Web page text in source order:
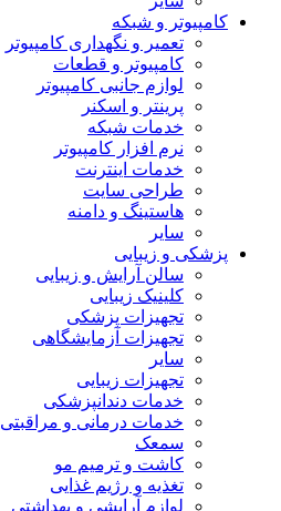
کامپیوتر و شبکه
تعمیر و نگهداری کامپیوتر
کامپیوتر و قطعات
لوازم جانبی کامپیوتر
پرینتر و اسکنر
خدمات شبکه
نرم افزار کامپیوتر
خدمات اینترنت
طراحی سایت
هاستینگ و دامنه
سایر
پزشکی و زیبایی
سالن آرایش و زیبایی
کلینیک زیبایی
تجهیزات پزشکی
تجهیزات آزمایشگاهی
سایر
تجهیزات زیبایی
خدمات دندانپزشکی
خدمات درمانی و مراقبتی
سمعک
کاشت و ترمیم مو
تغذیه و رژیم غذایی
لوازم آرایشی و بهداشتی